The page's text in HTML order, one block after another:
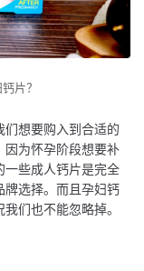
片？
想要购入到合适的
因为怀孕阶段想要补
一些成人钙片是完全
牌选择。而且孕妇钙
们也不能忽略掉。